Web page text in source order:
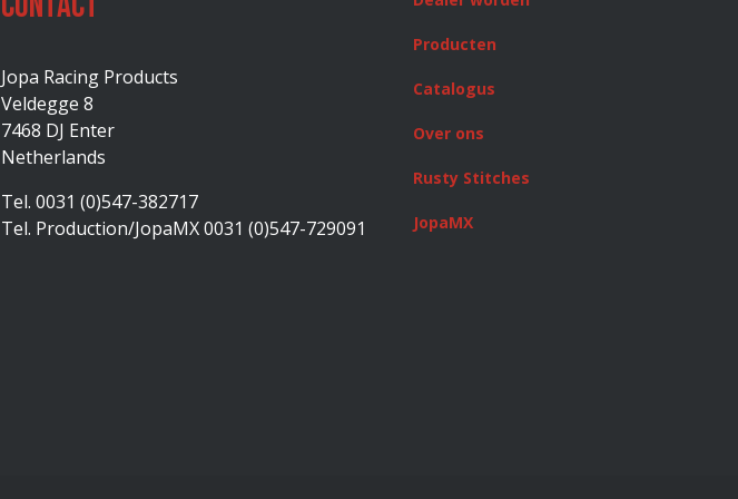
Jopa Racing Products
Veldegge 8
7468 DJ Enter
Netherlands
Tel. 0031 (0)547-382717
Tel. Production/JopaMX 0031 (0)547-729091
Producten
Catalogus
Over ons
Rusty Stitches
JopaMX